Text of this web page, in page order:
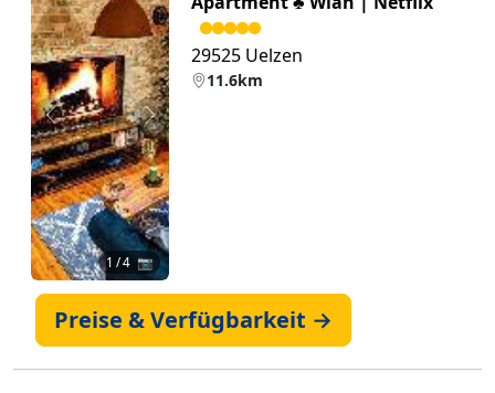
Zurück Weiter
1 / 4 📷
29525 Uelzen
11.6km
Preise & Verfügbarkeit →